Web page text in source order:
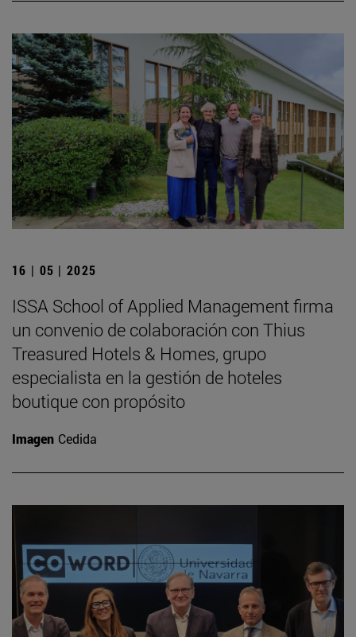
16 | 05 | 2025
ISSA School of Applied Management firma
un convenio de colaboración con Thius
Treasured Hotels & Homes, grupo
especialista en la gestión de hoteles
boutique con propósito
Imagen Cedida